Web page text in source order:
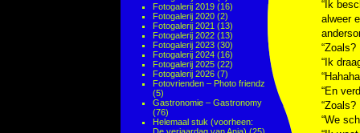
Fotogalerij 2019 (16)
Fotogalerij 2020 (2)
Fotogalerij 2021 (13)
Fotogalerij 2022 (13)
Fotogalerij 2023 (30)
Fotogalerij 2024 (16)
Fotogalerij 2025 (22)
Fotogalerij 2026 (7)
Fotovrienden – Photo friendz
(5)
Gastronomie – Gastronomy
(76)
Helemaal stuk (voorheen:
“Ik
alweer
“Zoals?
“Ik
“En
“Zoals?
“We